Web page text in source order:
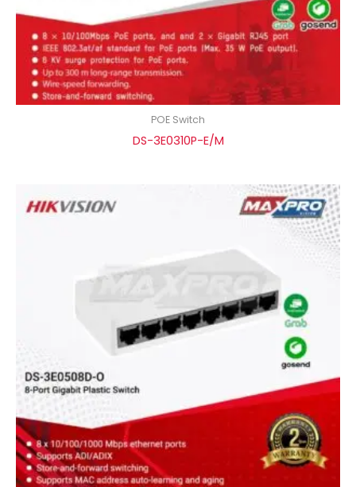
POE Switch
DS-3E0310P-E/M